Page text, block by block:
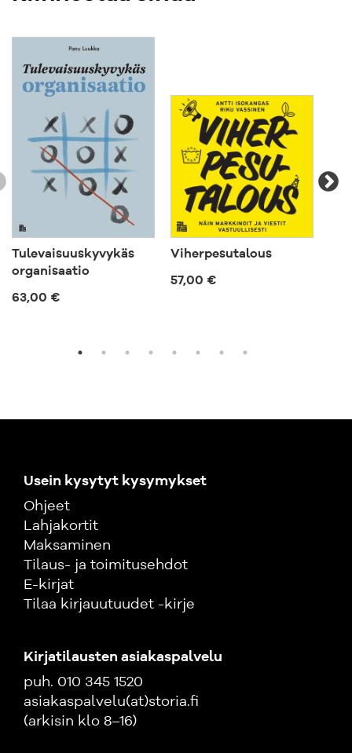
Tulevaisuuskyvykäs
organisaatio
63,00 €
Viherpesutalous
57,00 €
Usein kysytyt kysymykset
Ohjeet
Lahjakortit
Maksaminen
Tilaus- ja toimitusehdot
E-kirjat
Tilaa kirjauutuudet -kirje
Kirjatilausten asiakaspalvelu
puh. 010 345 1520
asiakaspalvelu(at)storia.fi
(arkisin klo 8–16)